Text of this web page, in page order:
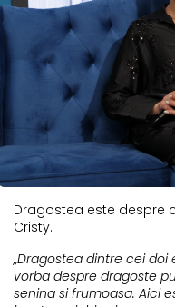
Dragostea este despre
Cristy.
„Dragostea dintre cei
vorba despre dragoste
senina si frumoasa. Aici